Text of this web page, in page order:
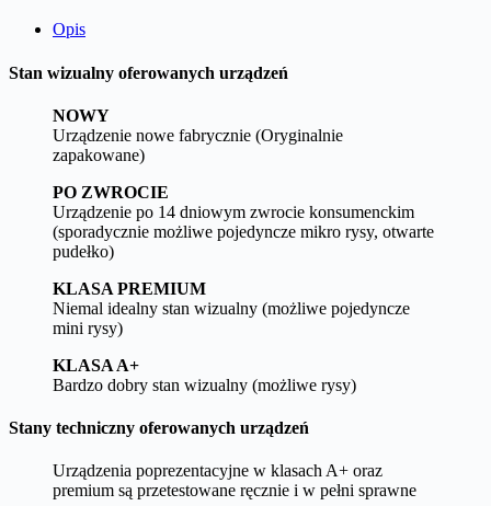
Opis
Stan wizualny oferowanych urządzeń
NOWY
Urządzenie nowe fabrycznie (Oryginalnie
zapakowane)
PO ZWROCIE
Urządzenie po 14 dniowym zwrocie konsumenckim
(sporadycznie możliwe pojedyncze mikro rysy, otwarte
pudełko)
KLASA PREMIUM
Niemal idealny stan wizualny (możliwe pojedyncze
mini rysy)
KLASA A+
Bardzo dobry stan wizualny (możliwe rysy)
Stany techniczny oferowanych urządzeń
Urządzenia poprezentacyjne w klasach A+ oraz
premium są przetestowane ręcznie i w pełni sprawne